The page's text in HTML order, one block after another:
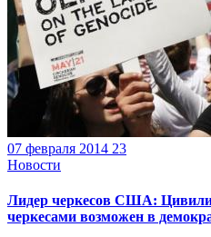
07 февраля 2014 23
Новости
Лидер черкесов США:
черкесами возможен в